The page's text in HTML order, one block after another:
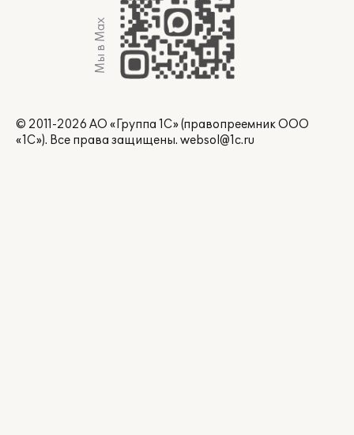
Мы в Max
© 2011-2026 АО «Группа 1С» (правопреемник ООО
«1С»). Все права защищены. websol@1c.ru